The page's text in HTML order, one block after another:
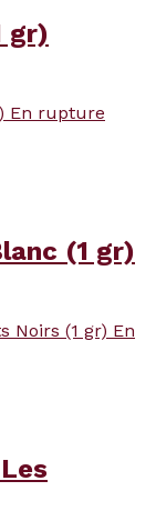
gr)
En rupture
(1 gr)
En